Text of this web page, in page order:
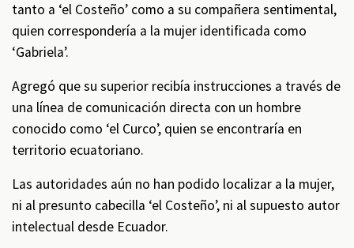
tanto a ‘el Costeño’ como a su compañera sentimental,
quien correspondería a la mujer identificada como
‘Gabriela’.
Agregó que su superior recibía instrucciones a través de
una línea de comunicación directa con un hombre
conocido como ‘el Curco’, quien se encontraría en
territorio ecuatoriano.
Las autoridades aún no han podido localizar a la mujer,
ni al presunto cabecilla ‘el Costeño’, ni al supuesto autor
intelectual desde Ecuador.